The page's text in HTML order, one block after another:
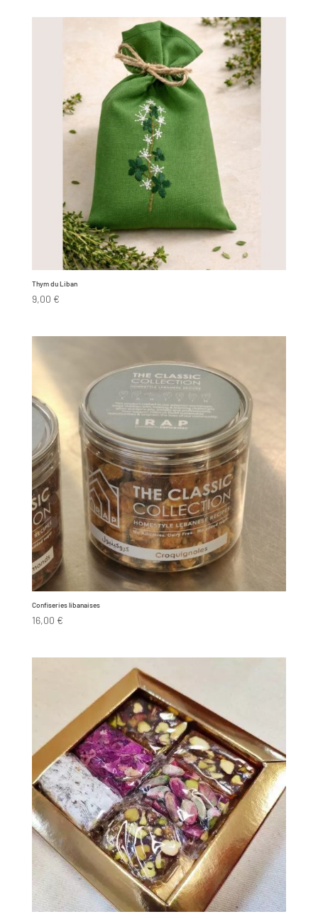
Thym du Liban
9,00 €
Confiseries libanaises
16,00 €